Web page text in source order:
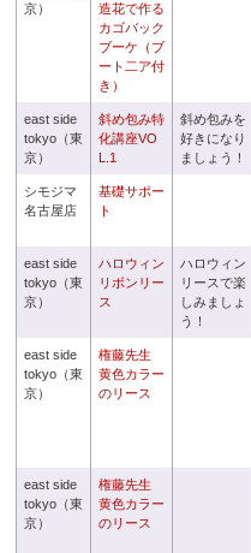
京）
造花で作る
カゴバック
ブーケ（ブ
ート二ア付
き）
east side
tokyo（東
京）
斜め包み特
化講座VO
L.1
斜め包みを
好きになり
ましょう！
シモジマ
名古屋店
基礎サポー
ト
east side
tokyo（東
京）
ハロウィン
リボンリー
ス
ハロウィン
リースで楽
しみましょ
う！
east side
tokyo（東
京）
権藤先生
黄色カラー
のリース
east side
tokyo（東
京）
権藤先生
黄色カラー
のリース